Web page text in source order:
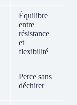
Équilibre
entre
résistance
et
flexibilité
Perce sans
déchirer